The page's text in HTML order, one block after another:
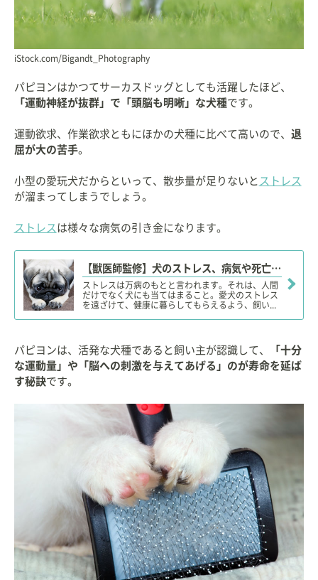
iStock.com/Bigandt_Photography
パピヨンはかつてサーカスドッグとしても活躍したほど、
「運動神経が抜群」で「頭脳も明晰」な犬種です。
運動欲求、作業欲求ともにほかの犬種に比べて高いので、 退
屈が大の苦手。
小型の愛玩犬だからといって、散歩量が足りないと ストレス
が溜まってしまうでしょう。
ストレス は様々な病気の引き金になります。
【獣医師監修】犬のストレス、病気や死亡の原因になる？ストレス行動やサイン、発散・解消法！
ストレスは万病のもとと言われます。それは、人間
だけでなく犬にも当てはまること。愛犬のストレス
を遠ざけて、健康に暮らしてもらえるよう、飼い...
パピヨンは、活発な犬種であると飼い主が認識して、
「十分
な運動量」や「脳への刺激を与えてあげる」のが寿命を延ば
す秘訣です。